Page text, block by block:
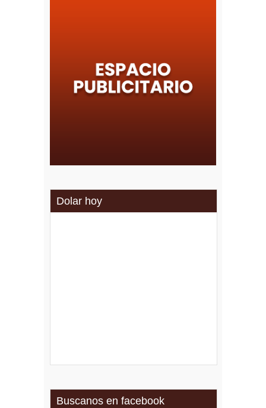
Dolar hoy
Buscanos en facebook